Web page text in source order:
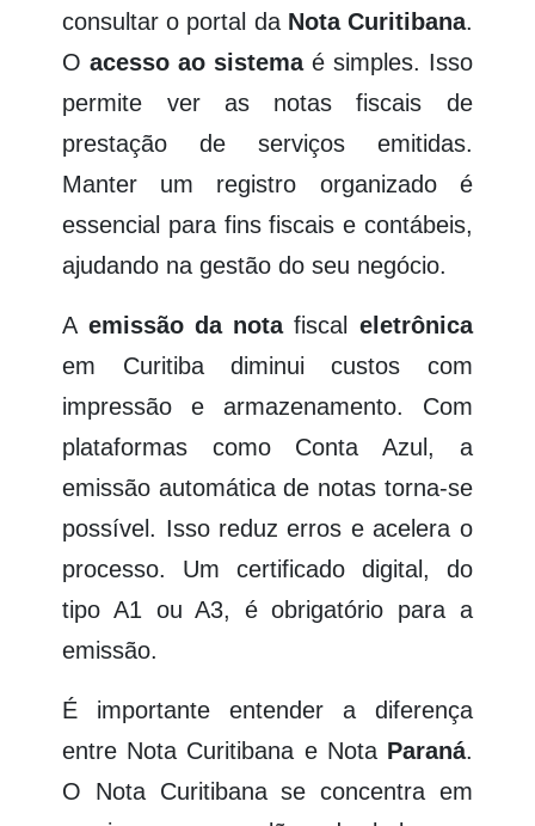
consultar o portal da Nota Curitibana.
Oacesso ao sistemaé simples. Isso
permite ver as notas fiscais de
prestação de serviços emitidas.
Manter um registro organizado é
essencial para fins fiscais e contábeis,
ajudando na gestão do seu negócio.
A emissão da notafiscal eletrônica
em Curitiba diminui custos com
impressão e armazenamento. Com
plataformas como Conta Azul, a
emissão automática de notas torna-se
possível. Isso reduz erros e acelera o
processo. Um certificado digital, do
tipo A1 ou A3, é obrigatório para a
emissão.
É importante entender a diferença
entre Nota Curitibana e Nota Paraná.
O Nota Curitibana se concentra em